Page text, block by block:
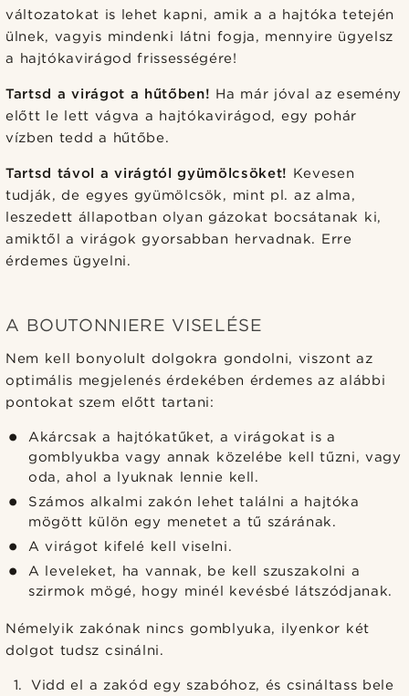
változatokat is lehet kapni, amik a a hajtóka tetején
ülnek, vagyis mindenki látni fogja, mennyire ügyelsz
a hajtókavirágod frissességére!
Tartsd a virágot a hűtőben! Ha már jóval az esemény
előtt le lett vágva a hajtókavirágod, egy pohár
vízben tedd a hűtőbe.
Tartsd távol a virágtól gyümölcsöket! Kevesen
tudják, de egyes gyümölcsök, mint pl. az alma,
leszedett állapotban olyan gázokat bocsátanak ki,
amiktől a virágok gyorsabban hervadnak. Erre
érdemes ügyelni.
A BOUTONNIERE VISELÉSE
Nem kell bonyolult dolgokra gondolni, viszont az
optimális megjelenés érdekében érdemes az alábbi
pontokat szem előtt tartani:
Akárcsak a hajtókatűket, a virágokat is a
gomblyukba vagy annak közelébe kell tűzni, vagy
oda, ahol a lyuknak lennie kell.
Számos alkalmi zakón lehet találni a hajtóka
mögött külön egy menetet a tű szárának.
A virágot kifelé kell viselni.
A leveleket, ha vannak, be kell szuszakolni a
szirmok mögé, hogy minél kevésbé látszódjanak.
Némelyik zakónak nincs gomblyuka, ilyenkor két
dolgot tudsz csinálni.
Vidd el a zakód egy szabóhoz, és csináltass bele